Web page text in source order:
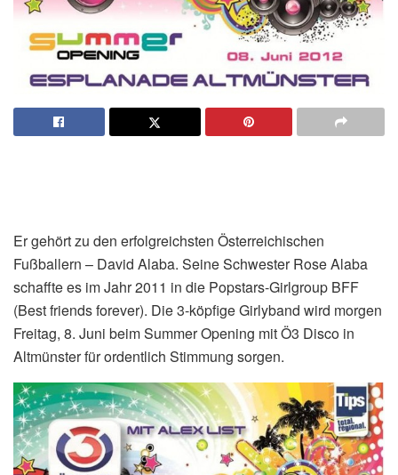
Er gehört zu den erfolgreichsten Österreichischen
Fußballern – David Alaba. Seine Schwester Rose Alaba
schaffte es im Jahr 2011 in die Popstars-Girlgroup BFF
(Best friends forever). Die 3-köpfige Girlyband wird morgen
Freitag, 8. Juni beim Summer Opening mit Ö3 Disco in
Altmünster für ordentlich Stimmung sorgen.